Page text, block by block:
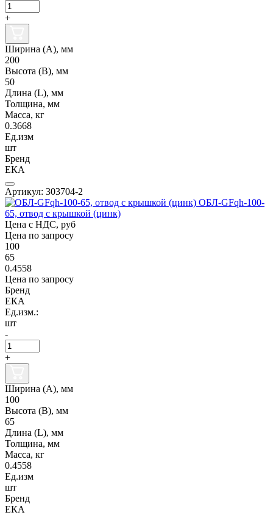
+
Ширина (А), мм
200
Высота (В), мм
50
Длина (L), мм
Толщина, мм
Масса, кг
0.3668
Ед.изм
шт
Бренд
ЕКА
Артикул: 303704-2
ОБЛ-GFqh-100-
65, отвод с крышкой (цинк)
Цена с НДС, руб
Цена по запросу
100
65
0.4558
Цена по запросу
Бренд
ЕКА
Ед.изм.:
шт
-
+
Ширина (А), мм
100
Высота (В), мм
65
Длина (L), мм
Толщина, мм
Масса, кг
0.4558
Ед.изм
шт
Бренд
ЕКА